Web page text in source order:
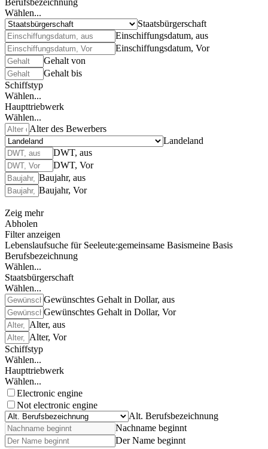
Berufsbezeichnung
Wählen...
Staatsbürgerschaft
Einschiffungsdatum, aus
Einschiffungsdatum, Vor
Gehalt von
Gehalt bis
Schiffstyp
Wählen...
Haupttriebwerk
Wählen...
Alter des Bewerbers
Landeland
DWT, aus
DWT, Vor
Baujahr, aus
Baujahr, Vor
Zeig mehr
Abholen
Filter anzeigen
Lebenslaufsuche für Seeleute:gemeinsame Basismeine Basis
Berufsbezeichnung
Wählen...
Staatsbürgerschaft
Wählen...
Gewünschtes Gehalt in Dollar, aus
Gewünschtes Gehalt in Dollar, Vor
Alter, aus
Alter, Vor
Schiffstyp
Wählen...
Haupttriebwerk
Wählen...
Electronic engine
Not electronic engine
Alt. Berufsbezeichnung
Nachname beginnt
Der Name beginnt